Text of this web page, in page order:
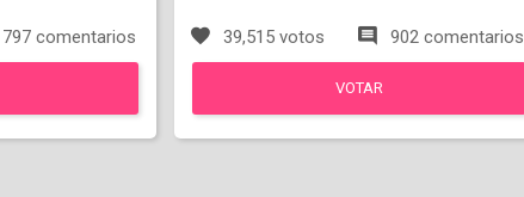
797 comentarios 39,515 votos 902 comentarios
VOTAR